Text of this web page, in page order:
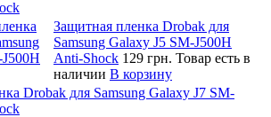
Защитная пленка Drobak для
Samsung Galaxy J5 SM-J500H
Anti-Shock 129 грн. Товар есть в
наличии В корзину
Drobak для Samsung Galaxy J7 SM-